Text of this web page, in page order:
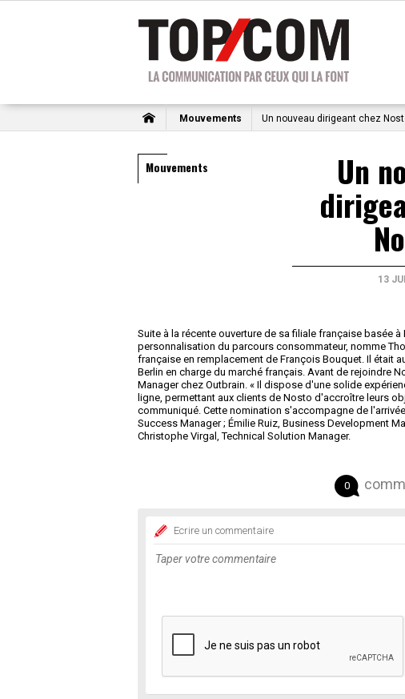
Mouvements Un nouveau dirigeant chez
Mouvements Un
13
Suite à la récente ouverture de sa filiale française basée à
personnalisation du parcours consommateur, nomme
française en remplacement de François Bouquet. Il était
Berlin en charge du marché français. Avant de rejoindre
Manager chez Outbrain. « Il dispose d'une solide
ligne, permettant aux clients de Nosto d'accroître leurs
communiqué. Cette nomination s'accompagne de
Success Manager ; Émilie Ruiz, Business Development
Christophe Virgal, Technical Solution Manager.
0
Ecrire un commentaire